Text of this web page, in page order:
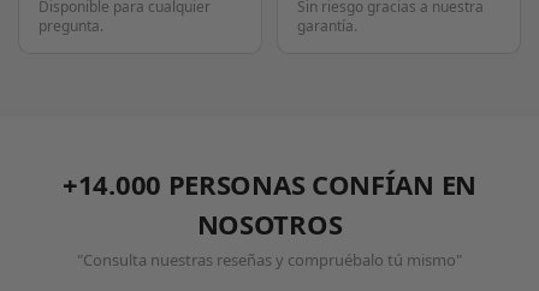
Disponible para cualquier
pregunta.
Sin riesgo gracias a nuestra
garantía.
+14.000 PERSONAS CONFÍAN EN
NOSOTROS
"Consulta nuestras reseñas y compruébalo tú mismo"